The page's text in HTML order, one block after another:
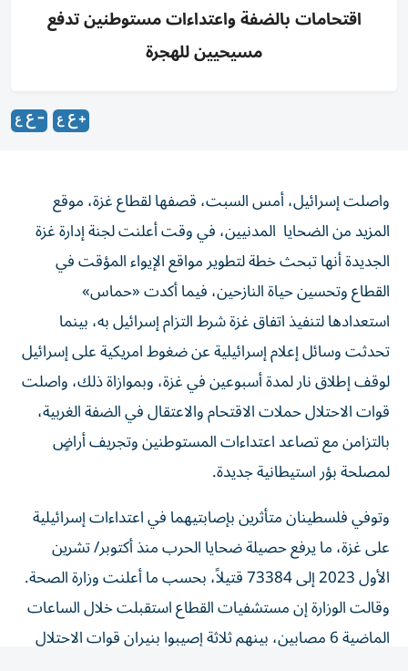
اقتحامات بالضفة واعتداءات مستوطنين تدفع
مسيحيين للهجرة
واصلت إسرائيل، أمس السبت، قصفها لقطاع غزة، موقع
المزيد من الضحايا المدنيين، في وقت أعلنت لجنة إدارة غزة
الجديدة أنها تبحث خطة لتطوير مواقع الإيواء المؤقت في
القطاع وتحسين حياة النازحين، فيما أكدت «حماس»
استعدادها لتنفيذ اتفاق غزة شرط التزام إسرائيل به، بينما
تحدثت وسائل إعلام إسرائيلية عن ضغوط امريكية على إسرائيل
لوقف إطلاق نار لمدة أسبوعين في غزة، وبموازاة ذلك، واصلت
قوات الاحتلال حملات الاقتحام والاعتقال في الضفة الغربية،
بالتزامن مع تصاعد اعتداءات المستوطنين وتجريف أراضٍ
لمصلحة بؤر استيطانية جديدة.
وتوفي فلسطينان متأثرين بإصابتيهما في اعتداءات إسرائيلية
على غزة، ما يرفع حصيلة ضحايا الحرب منذ أكتوبر/ تشرين
الأول 2023 إلى 73384 قتيلاً، بحسب ما أعلنت وزارة الصحة.
وقالت الوزارة إن مستشفيات القطاع استقبلت خلال الساعات
الماضية 6 مصابين، بينهم ثلاثة إصيبوا بنيران قوات الاحتلال
في خان يونس، جنوبي القطاع.